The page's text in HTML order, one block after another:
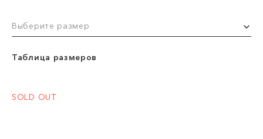
Выберите размер
Таблица размеров
SOLD OUT